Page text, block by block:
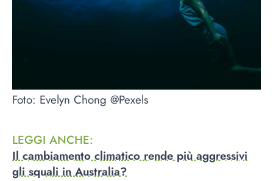
Foto: Evelyn Chong @Pexels
LEGGI ANCHE:
Il cambiamento climatico rende più aggressivi
gli squali in Australia?